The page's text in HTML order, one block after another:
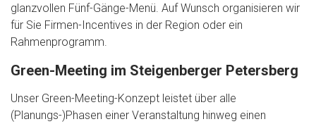
glanzvollen Fünf-Gänge-Menü. Auf Wunsch organisieren wir
für Sie Firmen-Incentives in der Region oder ein
Rahmenprogramm.
Green-Meeting im Steigenberger Petersberg
Unser Green-Meeting-Konzept leistet über alle
(Planungs-)Phasen einer Veranstaltung hinweg einen